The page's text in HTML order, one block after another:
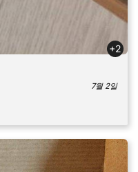
+2
7월 2일